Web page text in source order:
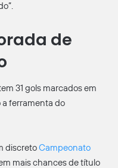
de
31 gols marcados em
a ferramenta do
discretoCampeonato
mais chances de título